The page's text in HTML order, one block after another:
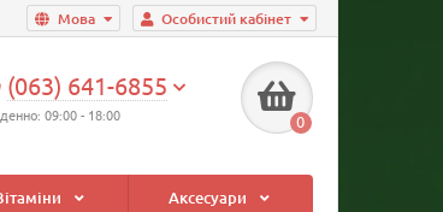
Особистий кабінет
Мова
(063) 641-6855
09:00 - 18:00 0
Аксесуари